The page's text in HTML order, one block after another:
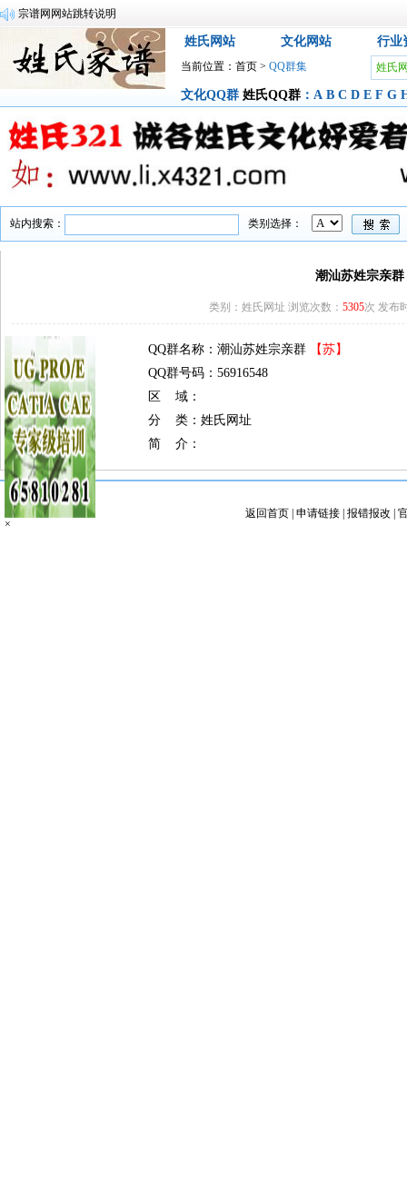
宗谱网网站跳转说明
姓氏网站 文化网站 行业
当前位置： 首页 > QQ群集 姓氏
文化QQ群 姓氏QQ群 ： A B C D E F G
×
站内搜索： 类别选择：
潮汕苏姓宗亲群
类别：姓氏网址 浏览次数： 5305次 发布
QQ群名称：潮汕苏姓宗亲群
【苏】
QQ群号码：56916548
区 域：
分 类：姓氏网址
简 介：
返回首页| 申请链接| 报错报改